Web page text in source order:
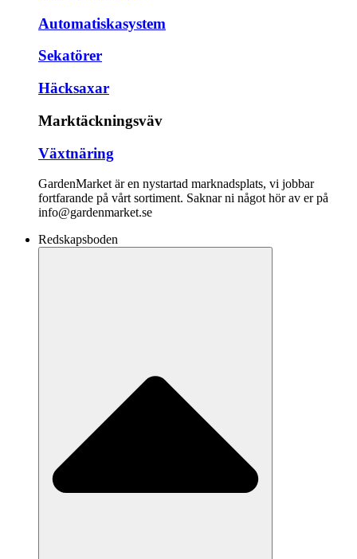
Automatiskasystem
Sekatörer
Häcksaxar
Marktäckningsväv
Växtnäring
GardenMarket är en nystartad marknadsplats, vi jobbar
fortfarande på vårt sortiment. Saknar ni något hör av er på
info@gardenmarket.se
Redskapsboden